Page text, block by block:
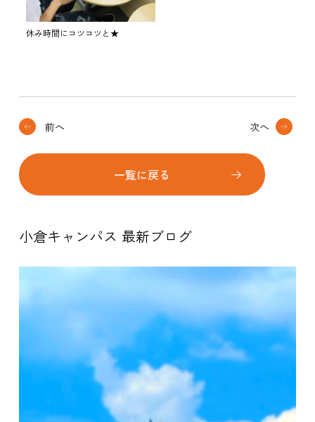
休み時間にコツコツと★
前へ
一覧に戻る
次へ
小倉キャンパス 最新ブログ